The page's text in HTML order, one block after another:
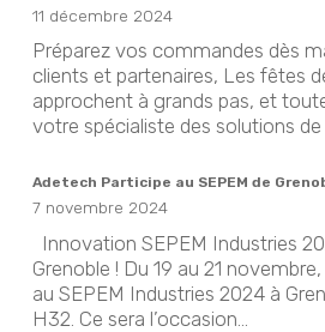
11 décembre 2024
Préparez vos commandes dès
clients et partenaires, Les fêtes
approchent à grands pas, et
votre spécialiste des solutions de
Adetech Participe au SEPEM de
7 novembre 2024
Innovation SEPEM Industries
Grenoble ! Du 19 au 21
au SEPEM Industries 2024 à
H32. Ce sera l’occasion...